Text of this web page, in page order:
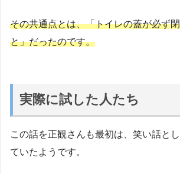
その共通点とは、「トイレの蓋が必ず
と」だったのです。
実際に試した人たち
この話を正観さんも最初は、笑い話と
ていたようです。